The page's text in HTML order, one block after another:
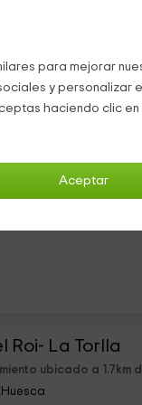
para mejorar
y personalizar
haciendo clic
Aceptar
Roi- El Tribol
0 opiniones
Roi- La Torlla
ubicado a 1.7km
Huesca